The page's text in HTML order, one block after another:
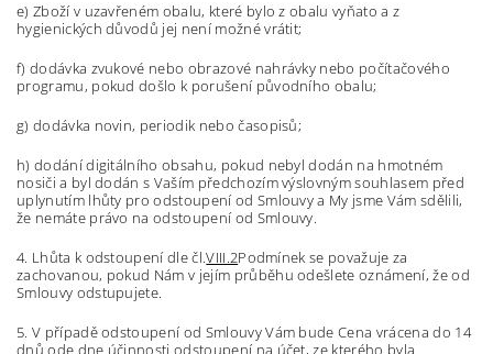
e) Zboží v uzavřeném obalu, které bylo z obalu vyňato a z
hygienických důvodů jej není možné vrátit;
f) dodávka zvukové nebo obrazové nahrávky nebo počítačového
programu, pokud došlo k porušení původního obalu;
g) dodávka novin, periodik nebo časopisů;
h) dodání digitálního obsahu, pokud nebyl dodán na hmotném
nosiči a byl dodán s Vaším předchozím výslovným souhlasem před
uplynutím lhůty pro odstoupení od Smlouvy a My jsme Vám sdělili,
že nemáte právo na odstoupení od Smlouvy.
4. Lhůta k odstoupení dle čl.VIII.2Podmínek se považuje za
zachovanou, pokud Nám v jejím průběhu odešlete oznámení, že od
Smlouvy odstupujete.
5. V případě odstoupení od Smlouvy Vám bude Cena vrácena do 14
dnů ode dne účinnosti odstoupení na účet, ze kterého byla